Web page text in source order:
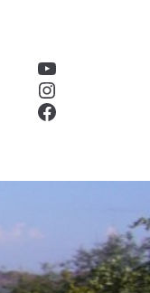
YouTube
Instagram
Facebook